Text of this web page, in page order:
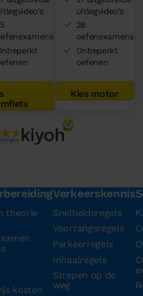
uitlegvideo’s
28
oefenexamens
Onbeperkt
oefenen
Kies motor
theorie
kosten
Verkeerskennis
Snelheidsregels
Voorrangsregels
Parkeerregels
Inhaalregels
Strepen op de
weg